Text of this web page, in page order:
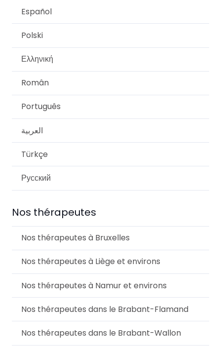
Español
Polski
Ελληνική
Român
Português
العربية
Türkçe
Русский
Nos thérapeutes
Nos thérapeutes à Bruxelles
Nos thérapeutes à Liège et environs
Nos thérapeutes à Namur et environs
Nos thérapeutes dans le Brabant-Flamand
Nos thérapeutes dans le Brabant-Wallon